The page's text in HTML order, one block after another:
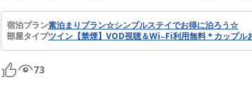
しております。露天風呂やサウナを楽しみにされてい
この度は、お忙しい中ご感想をお寄せくださいまして
宿泊プラン素泊まりプラン☆シンプルステイでお得に泊ろう☆
部屋タイプツイン【禁煙】VOD視聴＆Wi−Fi利用無料＊カップル
73